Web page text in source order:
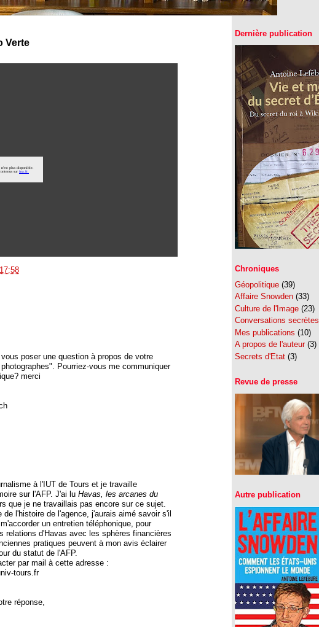
Verte
17:58
poser une question à propos de votre
Pourriez-vous me communiquer
merci
à l'IUT de Tours et je travaille
sur l'AFP. J'ai lu Havas, les arcanes du
que je ne travaillais pas encore sur ce sujet.
de l'histoire de l'agence, j'aurais aimé savoir s'il
un entretien téléphonique, pour
relations d'Havas avec les sphères financières
pratiques peuvent à mon avis éclairer
du statut de l'AFP.
par mail à cette adresse :
tours.fr
réponse,
Dernière publication
Chroniques
Géopolitique (39)
Affaire Snowden (33)
Culture de l'Image (23)
Conversations secrètes
Mes publications (10)
A propos de l'auteur (3)
Secrets d'Etat (3)
Revue de presse
Autre publication